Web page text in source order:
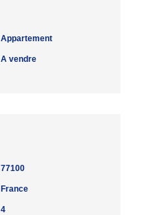
Appartement
A vendre
77100
France
4